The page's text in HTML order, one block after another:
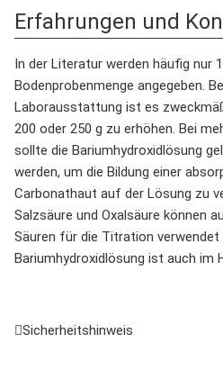
Erfahrungen und
In der Literatur werden häufig nur
Bodenprobenmenge angegeben.
Laborausstattung ist es
200 oder 250 g zu erhöhen. Bei
sollte die Bariumhydroxidlösung
werden, um die Bildung einer
Carbonathaut auf der Lösung zu
Salzsäure und Oxalsäure können
Säuren für die Titration verwendet
Bariumhydroxidlösung ist auch im
Sicherheitshinweis